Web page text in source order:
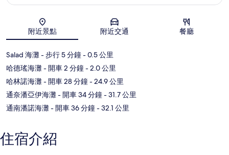
附近景點 附近交通 餐廳
Salad 海灘- 步行 5 分鐘- 0.5 公里
哈德瑤海灘- 開車 2 分鐘- 2.0 公里
哈林諾海灘- 開車 28 分鐘- 24.9 公里
通奈潘亞伊海灘- 開車 34 分鐘- 31.7 公里
通南潘諾海灘- 開車 36 分鐘- 32.1 公里
住宿介紹